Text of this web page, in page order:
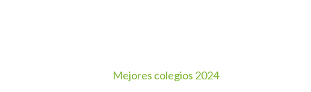
Navegación
Mejores colegios 2024